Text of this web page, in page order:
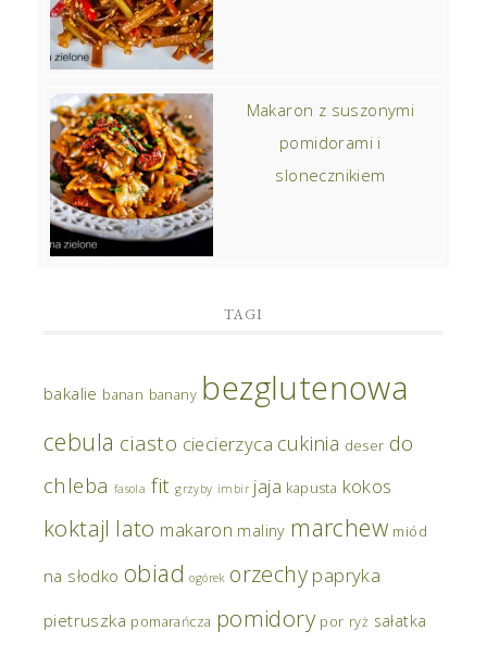
Makaron z suszonymi
pomidorami i
slonecznikiem
TAGI
bakalie banan banany bezglutenowa
cebula ciasto ciecierzyca cukinia deser do
chleba fasola fit grzyby imbir jaja kapusta kokos
koktajl lato makaron maliny marchew miód
na słodko obiad ogórek orzechy papryka
pietruszka pomarańcza pomidory por ryż sałatka